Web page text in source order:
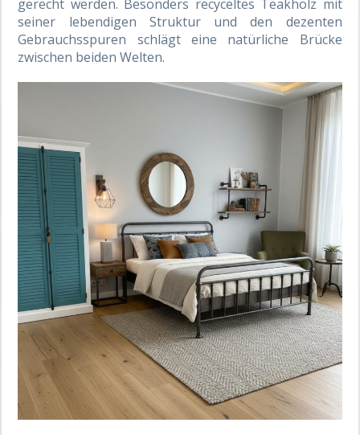
gerecht werden. Besonders recyceltes Teakholz mit
seiner lebendigen Struktur und den dezenten
Gebrauchsspuren schlägt eine natürliche Brücke
zwischen beiden Welten.